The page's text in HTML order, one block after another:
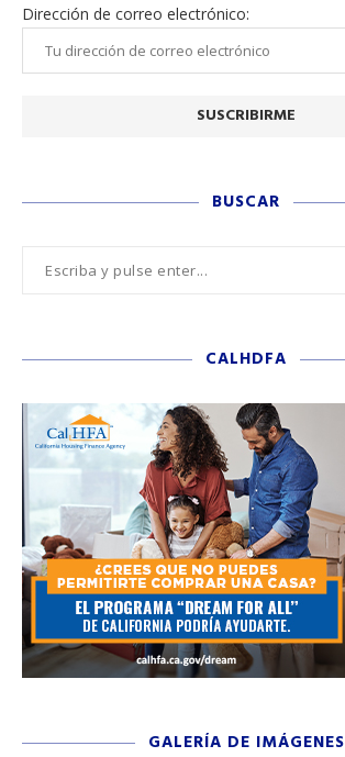
Dirección de correo electrónico:
BUSCAR
CALHDFA
GALERÍA DE IMÁGENES